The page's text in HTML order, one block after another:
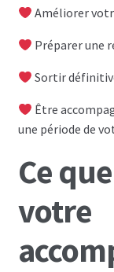
Améliorer
Préparer une
Sortir
Être
une période de
Ce
votre